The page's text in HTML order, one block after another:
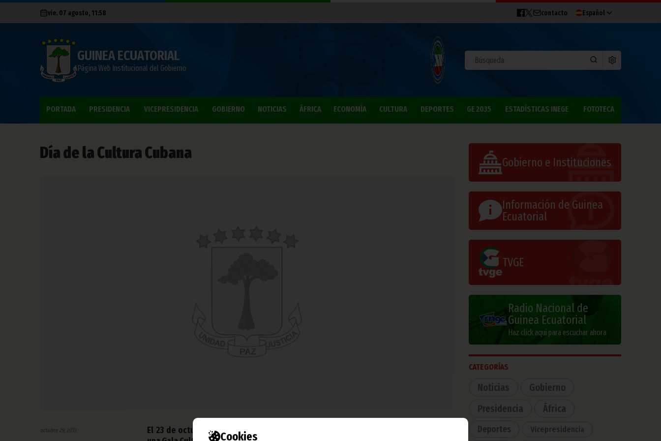
Cookies
vie. 07 agosto, 11:58 contacto Español
GUINEA ECUATORIAL
Página Web Institucional del Gobierno
PORTADA PRESIDENCIA VICEPRESIDENCIA GOBIERNO NOTICIAS ÁFRICA ECONOMÍA CULTURA DEPORTES GE 2035 ESTADÍSTICAS INEGE FOTOTECA
Día de la Cultura Cubana
octubre 29, 2013
El 23 de octubre, la embajada del país caribeño celebró esta fecha memorable con
Gobierno e Instituciones
Información de Guinea
Ecuatorial
TVGE
Radio Nacional de
Guinea Ecuatorial
Haz click aquí para escuchar ahora
CATEGORÍAS
Noticias
Gobierno
Presidencia
África
Deportes Vicepresidencia